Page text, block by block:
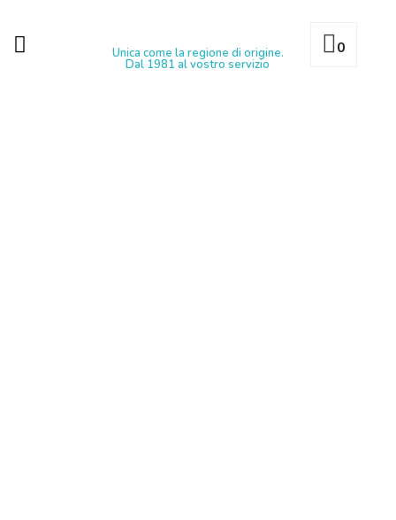
Unica come la regione di origine.
Dal 1981 al vostro servizio
0